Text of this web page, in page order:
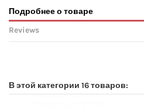
Подробнее о товаре
Reviews
В этой категории 16 товаров: